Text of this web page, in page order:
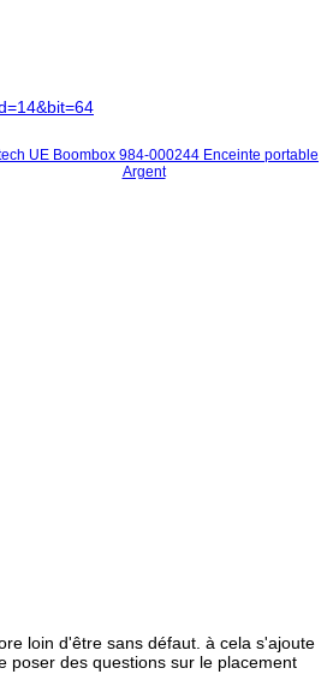
UE Boombox 984-000244 Enceinte portable
Argent
loin d'être sans défaut. à cela s'ajoute
poser des questions sur le placement